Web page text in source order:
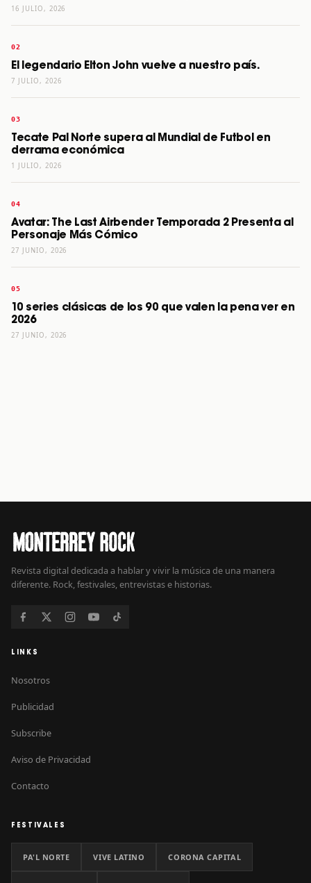
16 JULIO, 2026
El legendario Elton John vuelve a nuestro país.
7 JULIO, 2026
Tecate Pal Norte supera al Mundial de Futbol en
derrama económica
1 JULIO, 2026
Avatar: The Last Airbender Temporada 2 Presenta al
Personaje Más Cómico
27 JUNIO, 2026
10 series clásicas de los 90 que valen la pena ver en
2026
27 JUNIO, 2026
Revista digital dedicada a hablar y vivir la música de una manera
diferente. Rock, festivales, entrevistas e historias.
LINKS
Nosotros
Publicidad
Subscribe
Aviso de Privacidad
Contacto
FESTIVALES
PA'L NORTE VIVE LATINO CORONA CAPITAL